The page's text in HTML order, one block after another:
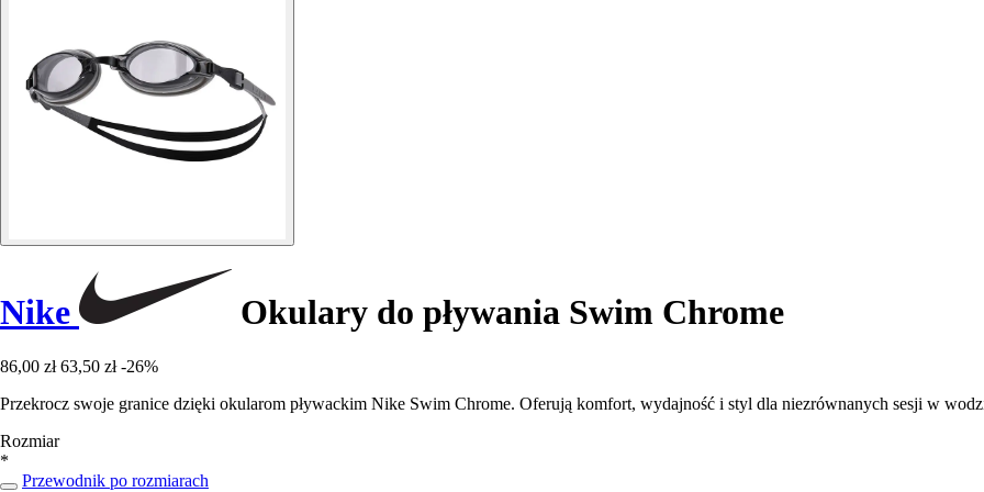
Nike Okulary do pływania Swim Chrome
86,00 zł 63,50 zł -26%
Przekrocz swoje granice dzięki okularom pływackim Nike Swim Chrome. Oferują komfort, wydajność i styl dla niezrównanych sesji w
Rozmiar
*
Przewodnik po rozmiarach